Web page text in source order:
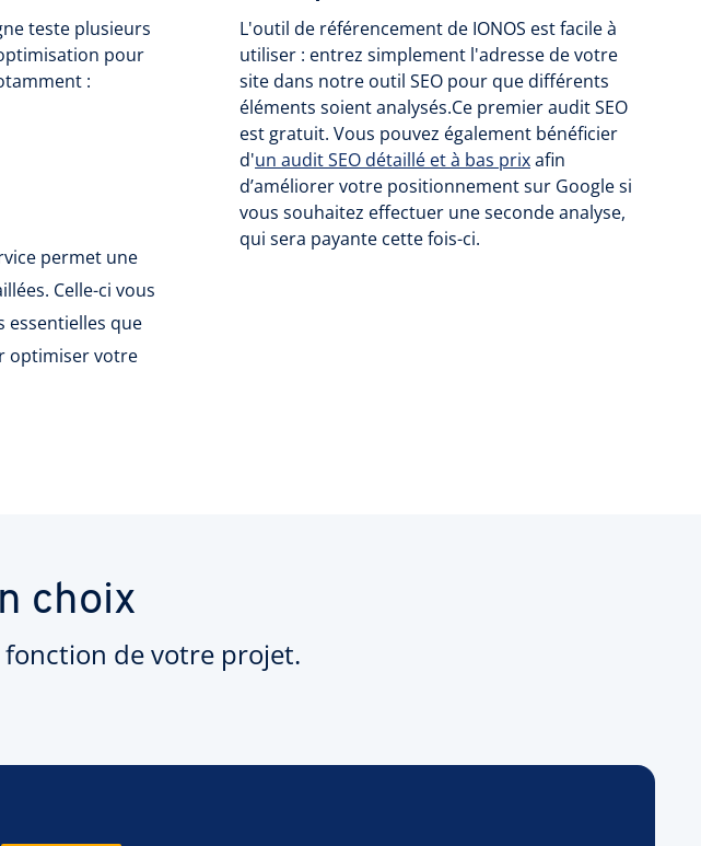
teste plusieurs
pour
:
permet une
Celle-ci vous
que
optimiser votre
L'outil de référencement de IONOS est facile à
utiliser : entrez simplement l'adresse de votre
site dans notre outil SEO pour que différents
éléments soient analysés.Ce premier audit SEO
est gratuit. Vous pouvez également bénéficier
d'un audit SEO détaillé et à bas prixafin
d’améliorer votre positionnement sur Google si
vous souhaitez effectuer une seconde analyse,
qui sera payante cette fois-ci.
choix
fonction de votre projet.